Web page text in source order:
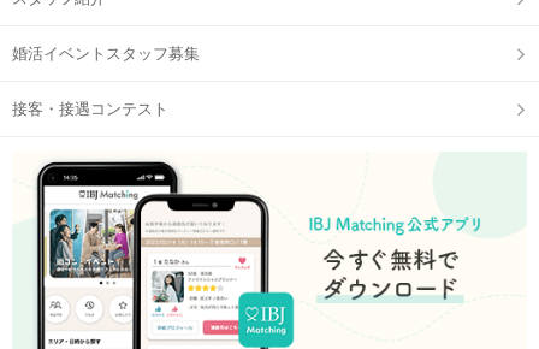
婚活イベントスタッフ募集
接客・接遇コンテスト